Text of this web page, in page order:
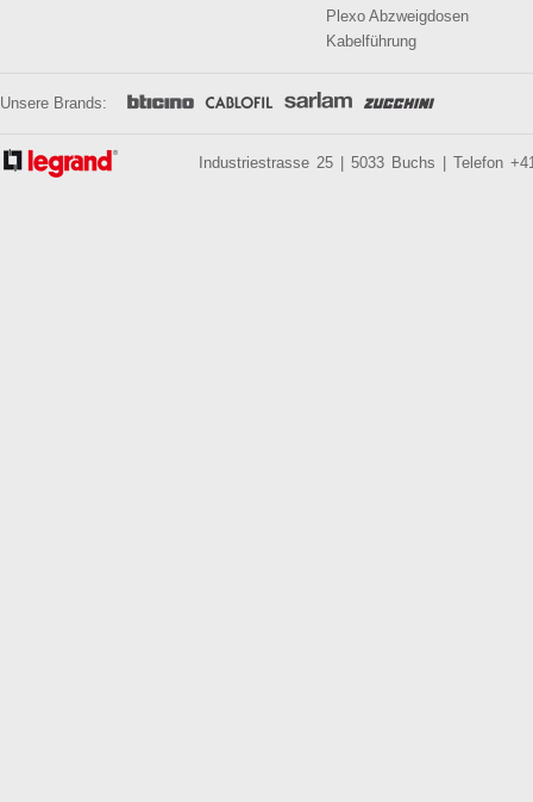
Plexo Abzweigdosen
Kabelführung
Unsere Brands:
Industriestrasse 25 | 5033 Buchs | Telefon